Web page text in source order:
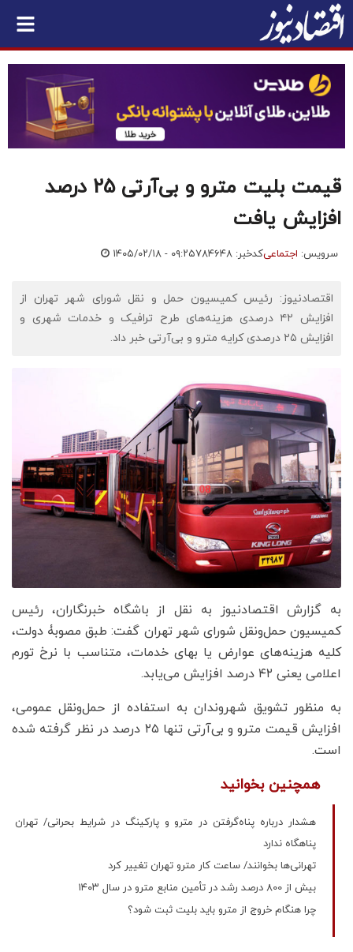
قیمت بلیت مترو و بی‌آرتی 25 درصد
افزایش یافت
سرویس: اجتماعیکدخبر: ۷۸۴۶۴۸ ۱۴۰۵/۰۲/۱۸ - ۰۹:۲۵
اقتصادنیوز: رئیس کمیسیون حمل و نقل شورای شهر تهران از
افزایش ۴۲ درصدی هزینه‌های طرح ترافیک و خدمات شهری و
افزایش ۲۵ درصدی کرایه مترو و بی‌آر‌تی خبر داد.
به گزارش اقتصادنیوز به نقل از باشگاه خبرنگاران، رئیس
کمیسیون حمل‌ونقل شورای شهر تهران گفت: طبق مصوبۀ دولت،
کلیه هزینه‌های عوارض یا بهای خدمات، متناسب با نرخ تورم
اعلامی یعنی ۴۲ درصد افزایش می‌یابد.
به منظور تشویق شهروندان به استفاده از حمل‌ونقل عمومی،
افزایش قیمت مترو و بی‌آر‌تی تنها ۲۵ درصد در نظر گرفته شده
است.
همچنین بخوانید
هشدار درباره پناه‌گرفتن در مترو و پارکینگ در شرایط بحرانی/ تهران
پناهگاه ندارد
تهرانی‌ها بخوانند/ ساعت کار مترو تهران تغییر کرد
بیش از 800 درصد رشد در تأمین منابع مترو در سال ۱۴۰۳
چرا هنگام خروج از مترو باید بلیت ثبت شود؟